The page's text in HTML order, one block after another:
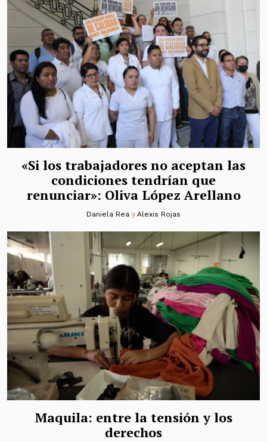
«Si los trabajadores no aceptan las
condiciones tendrían que
renunciar»: Oliva López Arellano
Daniela ReayAlexis Rojas
Maquila: entre la tensión y los
derechos